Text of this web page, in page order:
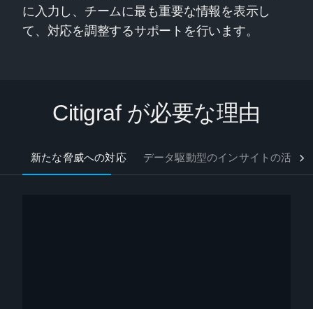
に入力し、チームに最も重要な情報を表示し
て、対応を調整するサポートを行います。
Citigraf が必要な理由
新たな脅威への対応 データ駆動型のインサイトの活用